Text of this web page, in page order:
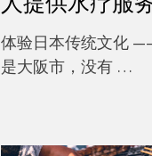
体验日本传统文化
是大阪市，没有 …